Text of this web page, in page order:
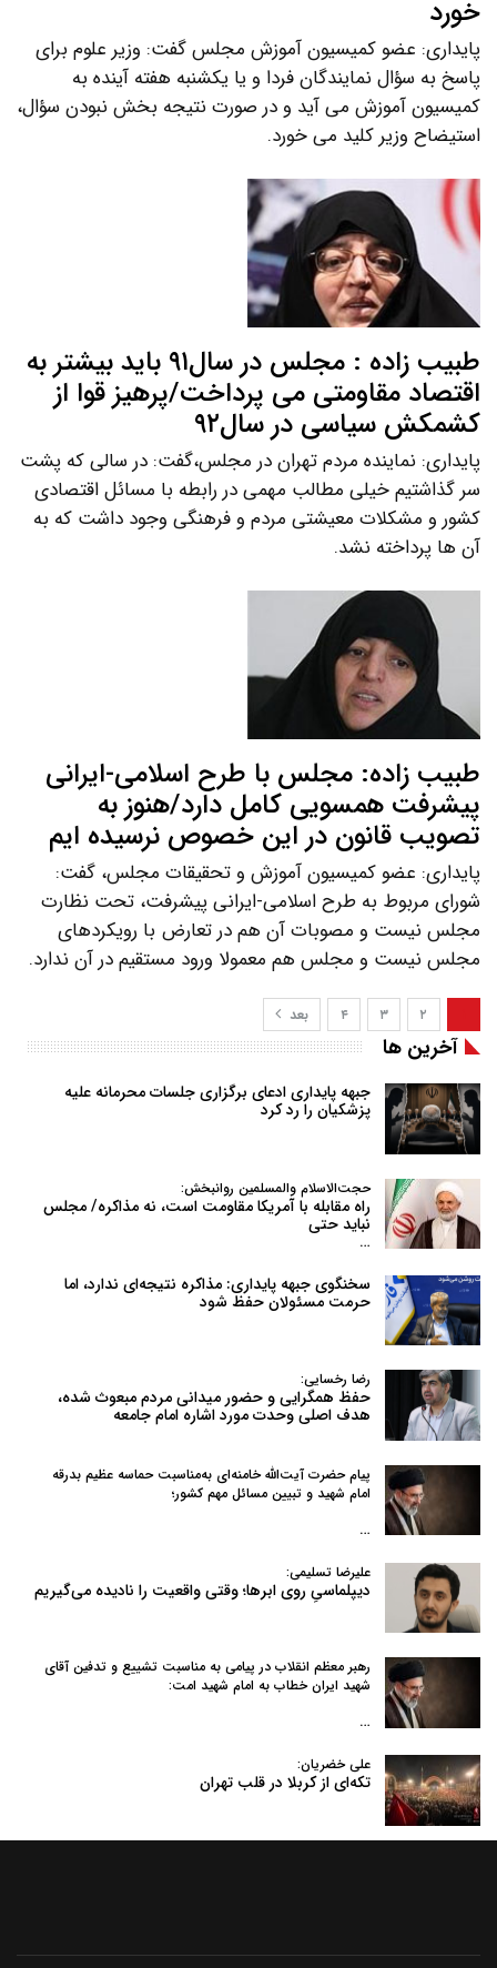
خورد
پایداری: عضو کمیسیون آموزش مجلس گفت: وزیر علوم برای
پاسخ به سؤال نمایندگان فردا و یا یکشنبه هفته آینده به
کمیسیون آموزش می آید و در صورت نتیجه بخش نبودن سؤال،
استیضاح وزیر کلید می خورد.
طبیب زاده : مجلس در سال۹۱ باید بیشتر به
اقتصاد مقاومتی می پرداخت/پرهیز قوا از
کشمکش سیاسی در سال۹۲
پایداری: نماینده مردم تهران در مجلس،گفت: در سالی که پشت
سر گذاشتیم خیلی مطالب مهمی در رابطه با مسائل اقتصادی
کشور و مشکلات معیشتی مردم و فرهنگی وجود داشت که به
آن ها پرداخته نشد.
طبیب زاده: مجلس با طرح اسلامی-ایرانی
پیشرفت همسویی کامل دارد/هنوز به
تصویب قانون در این خصوص نرسیده ایم
پایداری: عضو کمیسیون آموزش و تحقیقات مجلس، گفت:
شورای مربوط به طرح اسلامی-ایرانی پیشرفت، تحت نظارت
مجلس نیست و مصوبات آن هم در تعارض با رویکردهای
مجلس نیست و مجلس هم معمولا ورود مستقیم در آن ندارد.
۲ ۳ ۴ بعد
آخرین ها
جبهه پایداری ادعای برگزاری جلسات محرمانه علیه
پزشکیان را رد کرد
حجت‌الاسلام والمسلمین روانبخش:
راه مقابله با آمریکا مقاومت است، نه مذاکره/ مجلس
نباید حتی
…
سخنگوی جبهه پایداری: مذاکره نتیجه‌ای ندارد، اما
حرمت مسئولان حفظ شود
رضا رخسایی:
حفظ همگرایی و حضور میدانی مردم مبعوث شده،
هدف اصلی وحدت مورد اشاره امام جامعه
پیام حضرت آیت‌الله خامنه‌ای به‌مناسبت حماسه عظیم بدرقه
امام شهید و تبیین مسائل مهم کشور؛
…
علیرضا تسلیمی:
دیپلماسیِ روی ابرها؛ وقتی واقعیت را نادیده می‌گیریم
رهبر معظم انقلاب در پیامی به‌ مناسبت تشییع و تدفین آقای
شهید ایران خطاب به امام شهید امت:
…
علی خضریان:
تکه‌ای از کربلا در قلب تهران